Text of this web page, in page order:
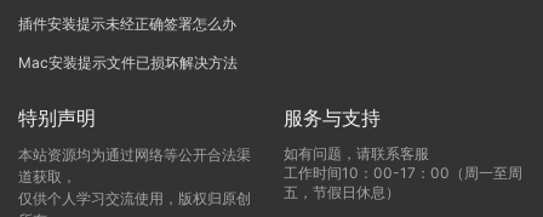
插件安装提示未经正确签署怎么办
Mac安装提示文件已损坏解决方法
特别声明
本站资源均为通过网络等公开合法渠
道获取，
仅供个人学习交流使用，版权归原创
服务与支持
如有问题，请联系客服
工作时间10：00-17：00（周一至周
五，节假日休息）